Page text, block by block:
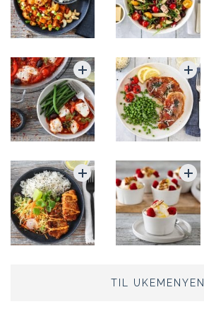
TIL UKEMENYEN